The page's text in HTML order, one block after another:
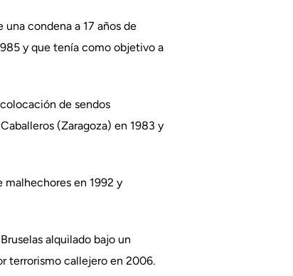
condena a 17 años de
y que tenía como objetivo a
de sendos
(Zaragoza) en 1983 y
malhechores en 1992 y
alquilado bajo un
terrorismo callejero en 2006.